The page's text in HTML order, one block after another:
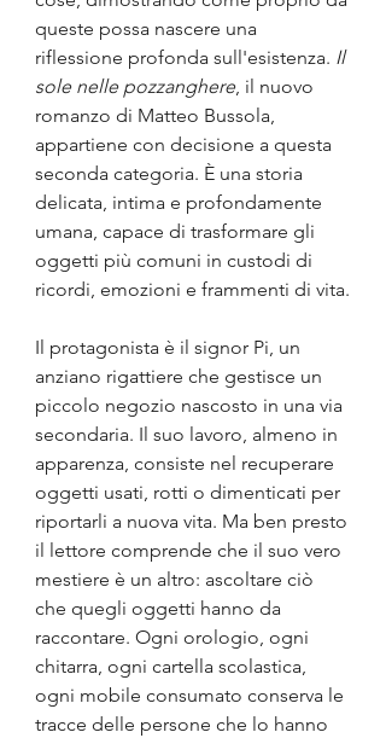
queste possa nascere una
riflessione profonda sull'esistenza. Il
sole nelle pozzanghere, il nuovo
romanzo di Matteo Bussola,
appartiene con decisione a questa
seconda categoria. È una storia
delicata, intima e profondamente
umana, capace di trasformare gli
oggetti più comuni in custodi di
ricordi, emozioni e frammenti di vita.
Il protagonista è il signor Pi, un
anziano rigattiere che gestisce un
piccolo negozio nascosto in una via
secondaria. Il suo lavoro, almeno in
apparenza, consiste nel recuperare
oggetti usati, rotti o dimenticati per
riportarli a nuova vita. Ma ben presto
il lettore comprende che il suo vero
mestiere è un altro: ascoltare ciò
che quegli oggetti hanno da
raccontare. Ogni orologio, ogni
chitarra, ogni cartella scolastica,
ogni mobile consumato conserva le
tracce delle persone che lo hanno